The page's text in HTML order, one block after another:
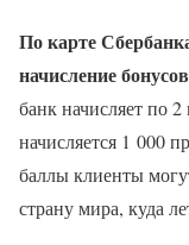
По карте
начисление
банк начисляет по
начисляется 1 000
баллы клиенты
страну мира, куда